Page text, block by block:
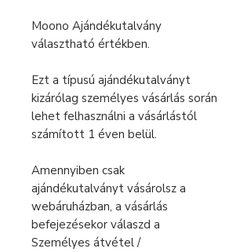
Moono Ajándékutalvány
választható értékben.
Ezt a típusú ajándékutalványt
kizárólag személyes vásárlás során
lehet felhasználni a vásárlástól
számított 1 éven belül.
Amennyiben csak
ajándékutalványt vásárolsz a
webáruházban, a vásárlás
befejezésekor válaszd a
Személyes átvétel /